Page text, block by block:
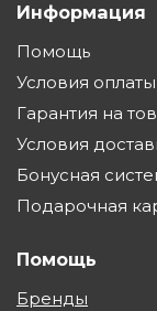
Информация
Помощь
Условия оплаты
Гарантия на
Условия
Бонусная
Подарочная
Помощь
Бренды